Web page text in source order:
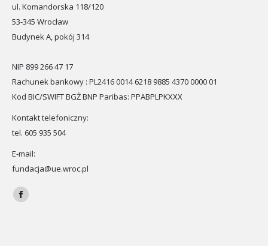
ul. Komandorska 118/120
53-345 Wrocław
Budynek A, pokój 314
NIP 899 266 47 17
Rachunek bankowy : PL2416 0014 6218 9885 4370 0000 01
Kod BIC/SWIFT BGŻ BNP Paribas: PPABPLPKXXX
Kontakt telefoniczny:
tel. 605 935 504
E-mail:
fundacja@ue.wroc.pl
Znajdź nas na:
Facebook